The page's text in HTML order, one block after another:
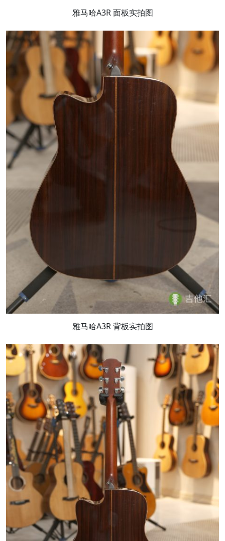
雅马哈A3R 面板实拍图
雅马哈A3R 背板实拍图